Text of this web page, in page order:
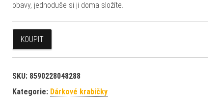
obavy, jednoduše si ji doma složíte.
KOUPIT
SKU: 8590228048288
Kategorie: Dárkové krabičky